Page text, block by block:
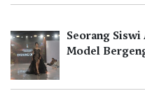
Seorang
Model